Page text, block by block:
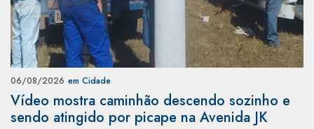
06/08/2026 em Cidade
Vídeo mostra caminhão descendo sozinho e
sendo atingido por picape na Avenida JK